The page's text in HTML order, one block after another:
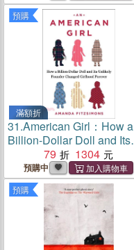
預購
滿額折
31.American Girl：How a
Billion-Dollar Doll and Its
Unlikely Founder Changed
Girlhood Forever
79 1304
預購中
預購